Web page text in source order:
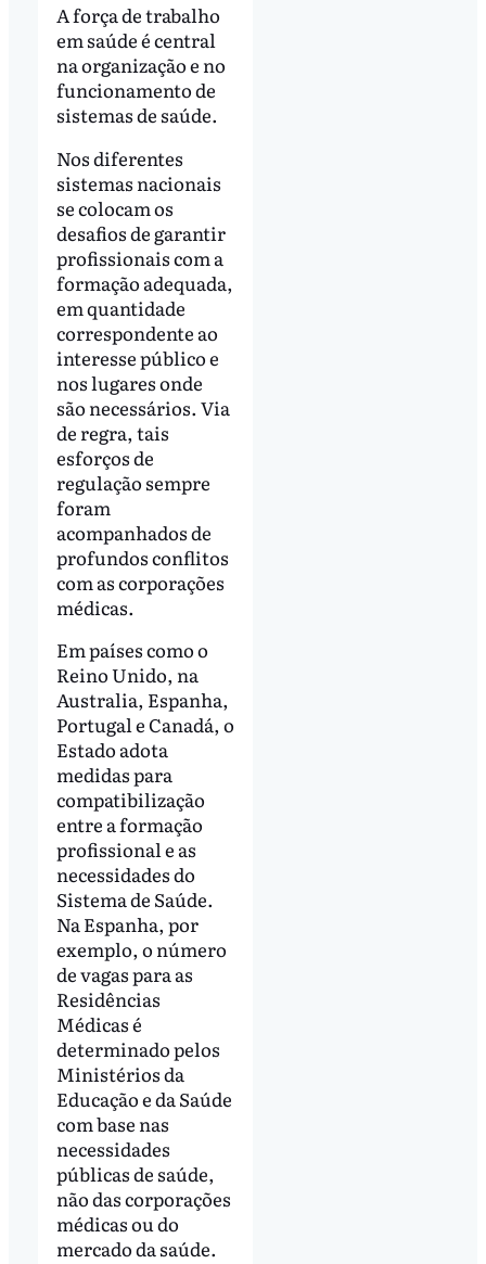
A força de trabalho
em saúde é central
na organização e no
funcionamento de
sistemas de saúde.
Nos diferentes
sistemas nacionais
se colocam os
desafios de garantir
profissionais com a
formação adequada,
em quantidade
correspondente ao
interesse público e
nos lugares onde
são necessários. Via
de regra, tais
esforços de
regulação sempre
foram
acompanhados de
profundos conflitos
com as corporações
médicas.
Em países como o
Reino Unido, na
Australia, Espanha,
Portugal e Canadá, o
Estado adota
medidas para
compatibilização
entre a formação
profissional e as
necessidades do
Sistema de Saúde.
Na Espanha, por
exemplo, o número
de vagas para as
Residências
Médicas é
determinado pelos
Ministérios da
Educação e da Saúde
com base nas
necessidades
públicas de saúde,
não das corporações
médicas ou do
mercado da saúde.